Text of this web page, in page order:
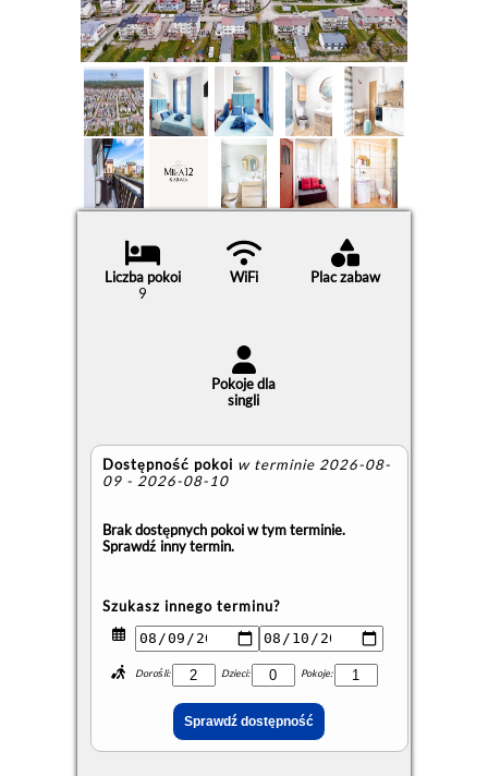
Liczba pokoi
9
WiFi Plac zabaw
Pokoje dla
singli
Dostępność pokoi w terminie 2026-08-
09 - 2026-08-10
Brak dostępnych pokoi w tym terminie.
Sprawdź inny termin.
Szukasz innego terminu?
Dorośli: Dzieci: Pokoje: